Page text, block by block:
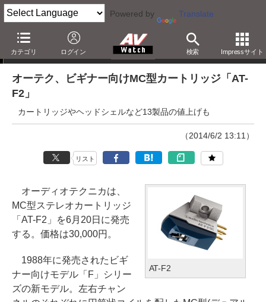
Powered by Translate
カテゴリ ログイン 検索 Impressサイト
ニュース
オーテク、ビギナー向けMC型カートリッジ「AT-
F2」
カートリッジやヘッドシェルなど13製品の値上げも
（2014/6/2 13:11）
リスト
AT-F2
オーディオテクニカは、
MC型ステレオカートリッジ
「AT-F2」を6月20日に発売
する。価格は30,000円。
1988年に発売されたビギ
ナー向けモデル「F」シリー
ズの新モデル。左右チャン